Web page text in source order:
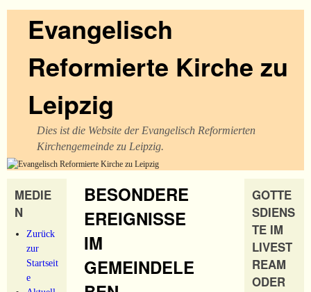
Evangelisch
Reformierte Kirche zu
Leipzig
Dies ist die Website der Evangelisch Reformierten
Kirchengemeinde zu Leipzig.
MEDIE
N
Zurück
zur
Startseit
e
BESONDERE
EREIGNISSE
IM
GEMEINDELE
GOTTE
SDIENS
TE IM
LIVEST
REAM
ODER